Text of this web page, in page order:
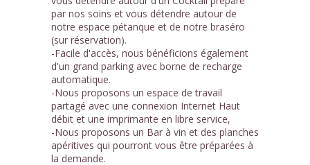
par nos soins et vous détendre autour de
notre espace pétanque et de notre braséro
(sur réservation).
-Facile d'accès, nous bénéficions également
d'un grand parking avec borne de recharge
automatique.
-Nous proposons un espace de travail
partagé avec une connexion Internet Haut
débit et une imprimante en libre service,
-Nous proposons un Bar à vin et des planches
apéritives qui pourront vous être préparées à
la demande.